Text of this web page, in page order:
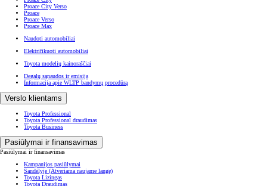
Proace City Verso
Proace
Proace Verso
Proace Max
Naudoti automobiliai
Elektrifikuoti automobiliai
Toyota modelių kainoraščiai
Degalų sąnaudos ir emisija
Informacija apie WLTP bandymų procedūrą
Verslo klientams
Toyota Professional
Toyota Professional draudimas
Toyota Business
Pasiūlymai ir finansavimas
Pasiūlymai ir finansavimas
Kampanijos pasiūlymai
Sandėlyje (Atveriama naujame lange)
Toyota Lizingas
Toyota Draudimas